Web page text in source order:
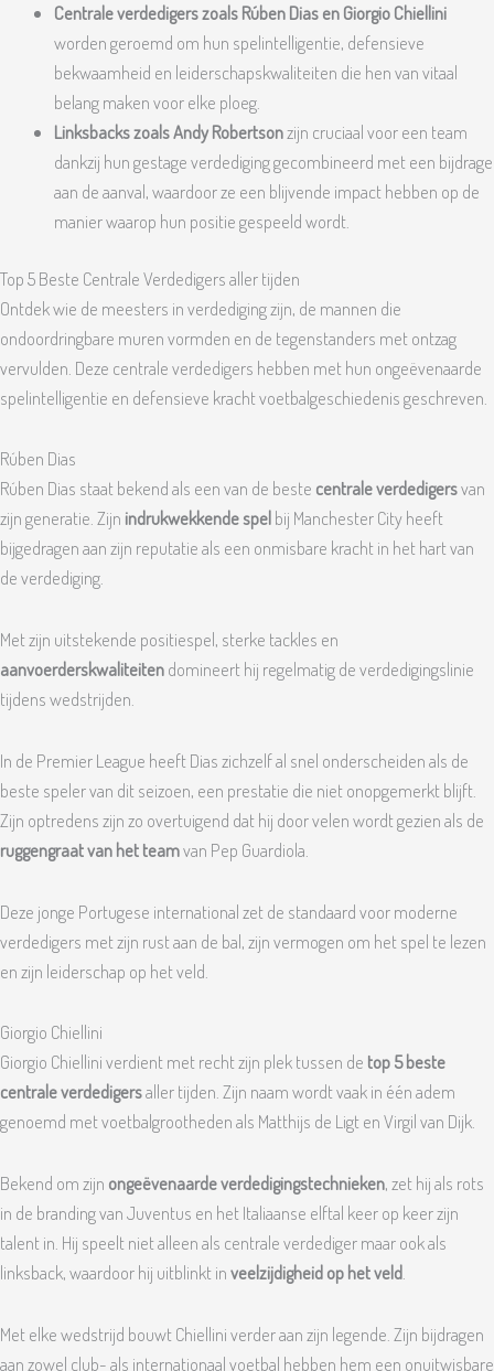
Centrale verdedigers zoals Rúben Dias en Giorgio Chiellini
worden geroemd om hun spelintelligentie, defensieve
bekwaamheid en leiderschapskwaliteiten die hen van vitaal
belang maken voor elke ploeg.
Linksbacks zoals Andy Robertsonzijn cruciaal voor een team
dankzij hun gestage verdediging gecombineerd met een bijdrage
aan de aanval, waardoor ze een blijvende impact hebben op de
manier waarop hun positie gespeeld wordt.
Top 5 Beste Centrale Verdedigers aller tijden
Ontdek wie de meesters in verdediging zijn, de mannen die
ondoordringbare muren vormden en de tegenstanders met ontzag
vervulden. Deze centrale verdedigers hebben met hun ongeëvenaarde
spelintelligentie en defensieve kracht voetbalgeschiedenis geschreven.
Rúben Dias
Rúben Dias staat bekend als een van de beste centrale verdedigersvan
zijn generatie. Zijn indrukwekkende spelbij Manchester City heeft
bijgedragen aan zijn reputatie als een onmisbare kracht in het hart van
de verdediging.
Met zijn uitstekende positiespel, sterke tackles en
aanvoerderskwaliteitendomineert hij regelmatig de verdedigingslinie
tijdens wedstrijden.
In de Premier League heeft Dias zichzelf al snel onderscheiden als de
beste speler van dit seizoen, een prestatie die niet onopgemerkt blijft.
Zijn optredens zijn zo overtuigend dat hij door velen wordt gezien als de
ruggengraat van het teamvan Pep Guardiola.
Deze jonge Portugese international zet de standaard voor moderne
verdedigers met zijn rust aan de bal, zijn vermogen om het spel te lezen
en zijn leiderschap op het veld.
Giorgio Chiellini
Giorgio Chiellini verdient met recht zijn plek tussen de top 5 beste
centrale verdedigersaller tijden. Zijn naam wordt vaak in één adem
genoemd met voetbalgrootheden als Matthijs de Ligt en Virgil van Dijk.
Bekend om zijn ongeëvenaarde verdedigingstechnieken, zet hij als rots
in de branding van Juventus en het Italiaanse elftal keer op keer zijn
talent in. Hij speelt niet alleen als centrale verdediger maar ook als
linksback, waardoor hij uitblinkt inveelzijdigheid op het veld
Met elke wedstrijd bouwt Chiellini verder aan zijn legende. Zijn bijdragen
aan zowel club- als internationaal voetbal hebben hem een onuitwisbare